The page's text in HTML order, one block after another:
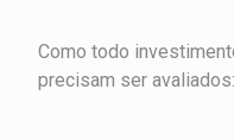
Como todo
precisam ser avaliados: